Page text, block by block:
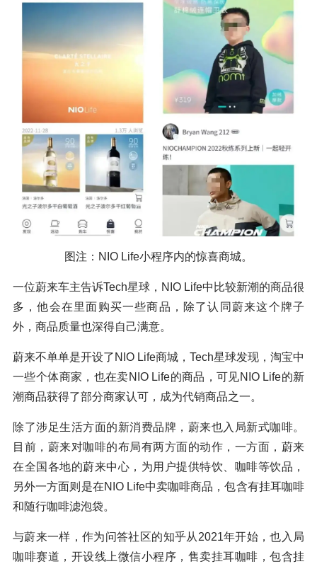
图注：NIO Life小程序内的惊喜商城。
一位蔚来车主告诉Tech星球，NIO Life中比较新潮的商品很
多，他会在里面购买一些商品，除了认同蔚来这个牌子
外，商品质量也深得自己满意。
蔚来不单单是开设了NIO Life商城，Tech星球发现，淘宝中
一些个体商家，也在卖NIO Life的商品，可见NIO Life的新
潮商品获得了部分商家认可，成为代销商品之一。
除了涉足生活方面的新消费品牌，蔚来也入局新式咖啡。
目前，蔚来对咖啡的布局有两方面的动作，一方面，蔚来
在全国各地的蔚来中心，为用户提供特饮、咖啡等饮品，
另外一方面则是在NIO Life中卖咖啡商品，包含有挂耳咖啡
和随行咖啡滤泡袋。
与蔚来一样，作为问答社区的知乎从2021年开始，也入局
咖啡赛道，开设线上微信小程序，售卖挂耳咖啡，包含挂